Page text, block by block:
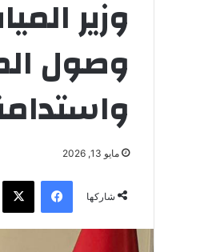
وزير
وصول
مايو 13, 2026
شاركها
فيسبوك